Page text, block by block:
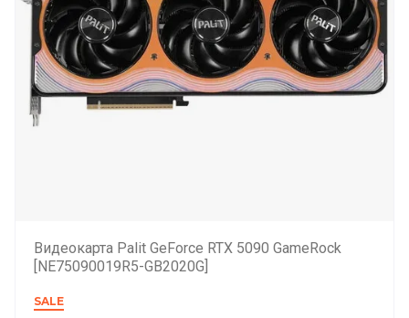
Видеокарта Palit GeForce RTX 5090 GameRock
[NE75090019R5-GB2020G]
SALE